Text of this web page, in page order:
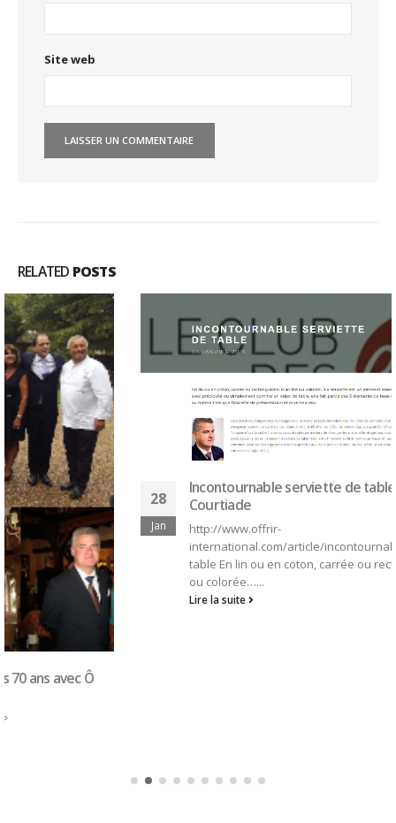
Site web
RELATED POSTS
28
Jan
Incontournable serviette de table par Denis
Courtiade
http://www.offrir-
international.com/article/incontournable-serviette-de-
table En lin ou en coton, carrée ou rectangulaire, blanche
ou colorée…...
Lire la suite